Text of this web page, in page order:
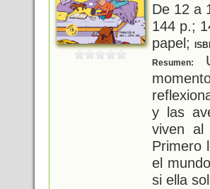
De 12 a
144 p.;
papel;
Resumen:
y las
viven al
Primero
el
si ella